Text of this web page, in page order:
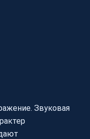
Звуковая